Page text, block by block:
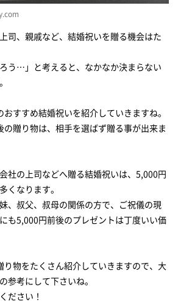
の花束 そのままブーケ グランデ
ー ガラスアレンジ
品『グルメギフト』
スープスムージー
・パリ定番マカロン詰め合わせ
ズケーキを
】ギフトカタログ
高くて喜ばれる『キッチン家電』
サンドがつくれる
婦も上手くいく嬉しい『日用家電』
トディスペンサー
司、親戚など、結婚祝いを贈る機会はた
う…」と考えると、なかなか決まらない
すすめ結婚祝いを紹介していきますね。
贈り物は、相手を選ばず贈る事が出来ま
社の上司などへ贈る結婚祝いは、5,000円
くなります。
、叔父、叔母の関係の方で、ご祝儀の現
も5,000円前後のプレゼントは丁度いい価
物をたくさん紹介していきますので、大
参考にして下さいね。
ださい！